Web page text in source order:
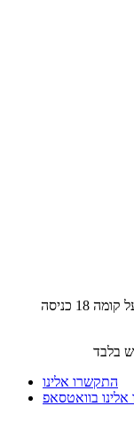
– דיזנגוף 61 תל אביבמגדל על קומה 18 כניסה